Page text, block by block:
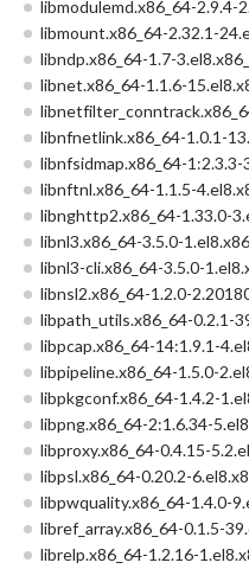
libmodulemd.x86_64-2.9.4-
libmount.x86_64-2.32.1-
libndp.x86_64-1.7-
libnet.x86_64-1.1.6-
libnfnetlink.x86_64-1.0.1-
libnfsidmap.x86_64-1:2.3.3-
libnftnl.x86_64-1.1.5-
libnghttp2.x86_64-1.33.0-
libnl3.x86_64-3.5.0-
libnl3-cli.x86_64-3.5.0-
libnsl2.x86_64-1.2.0-
libpath_utils.x86_64-0.2.1-
libpcap.x86_64-14:1.9.1-
libpipeline.x86_64-1.5.0-
libpkgconf.x86_64-1.4.2-
libpng.x86_64-2:1.6.34-
libproxy.x86_64-0.4.15-
libpsl.x86_64-0.20.2-
libpwquality.x86_64-1.4.0-
libref_array.x86_64-0.1.5-
librelp.x86_64-1.2.16-